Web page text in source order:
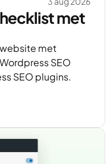
met
met
SEO
SEO plugins.